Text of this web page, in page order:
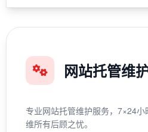
网站托管维
专业网站托管维护服务，7×24
维所有后顾之忧。